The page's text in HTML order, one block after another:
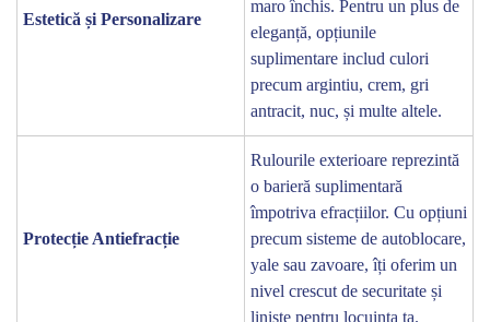
Estetică și Personalizare
maro închis. Pentru un plus de
eleganță, opțiunile
suplimentare includ culori
precum argintiu, crem, gri
antracit, nuc, și multe altele.
Protecție Antiefracție
Rulourile exterioare reprezintă
o barieră suplimentară
împotriva efracțiilor. Cu opțiuni
precum sisteme de autoblocare,
yale sau zavoare, îți oferim un
nivel crescut de securitate și
liniște pentru locuința ta.